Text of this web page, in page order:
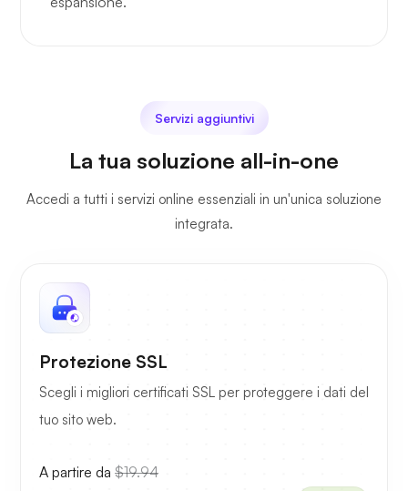
Servizi aggiuntivi
La tua soluzione all-in-one
Accedi a tutti i servizi online essenziali in un'unica soluzione
integrata.
Protezione SSL
Scegli i migliori certificati SSL per proteggere i dati del
tuo sito web.
A partire da $19.94